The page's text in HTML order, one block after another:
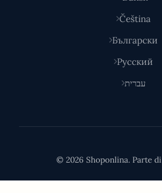
Čeština
Български
Русский
עברית
© 2026 Shoponlina. Parte di